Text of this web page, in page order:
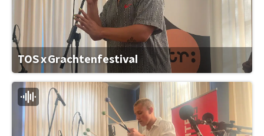
TOS x Grachtenfestival